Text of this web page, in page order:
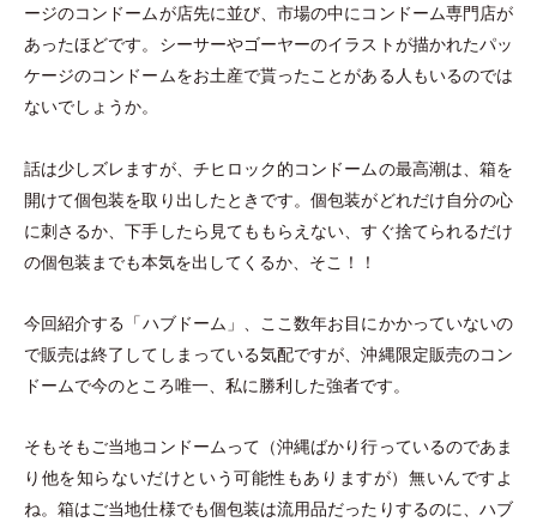
ージのコンドームが店先に並び、市場の中にコンドーム専門店が
あったほどです。シーサーやゴーヤーのイラストが描かれたパッ
ケージのコンドームをお土産で貰ったことがある人もいるのでは
ないでしょうか。
話は少しズレますが、チヒロック的コンドームの最高潮は、箱を
開けて個包装を取り出したときです。個包装がどれだけ自分の心
に刺さるか、下手したら見てももらえない、すぐ捨てられるだけ
の個包装までも本気を出してくるか、そこ！！
今回紹介する 「ハブドーム 」
、ここ数年お目にかかっていないの
で販売は終了してしまっている気配ですが、沖縄限定販売のコン
ドームで今のところ唯一、私に勝利した強者です。
そもそもご当地コンドームって （沖縄ばかり行っているのであま
り他を知らないだけという可能性もありますが）無いんですよ
ね。箱はご当地仕様でも個包装は流用品だったりするのに、ハブ